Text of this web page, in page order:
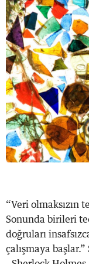
“Veri olmaksızın
Sonunda birileri
doğruları
çalışmaya